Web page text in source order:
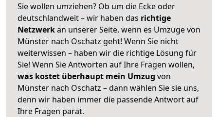
Sie wollen umziehen? Ob um die Ecke oder
deutschlandweit – wir haben das richtige
Netzwerkan unserer Seite, wenn es Umzüge von
Münster nach Oschatz geht! Wenn Sie nicht
weiterwissen – haben wir die richtige Lösung für
Sie! Wenn Sie Antworten auf Ihre Fragen wollen,
was kostet überhaupt mein Umzug von
Münster nach Oschatz – dann wählen Sie sie uns,
denn wir haben immer die passende Antwort auf
Ihre Fragen parat.